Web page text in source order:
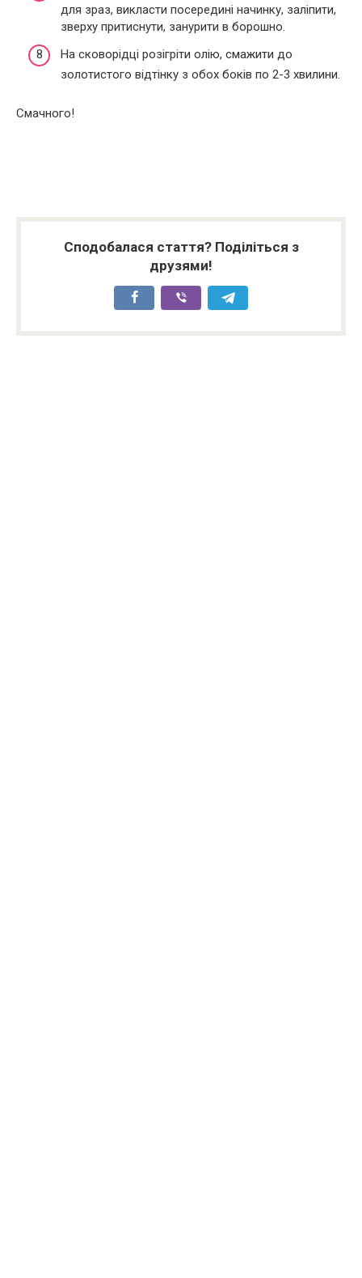
для зраз, викласти посередині начинку, заліпити,
зверху притиснути, занурити в борошно.
На сковорідці розігріти олію, смажити до
золотистого відтінку з обох боків по 2-3 хвилини.
Смачного!
Сподобалася стаття? Поділіться з
друзями!